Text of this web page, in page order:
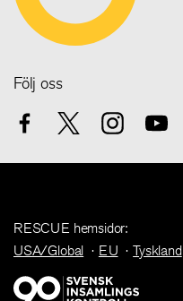
Följ oss
RESCUE hemsidor:
USA/Global
EU Tyskland